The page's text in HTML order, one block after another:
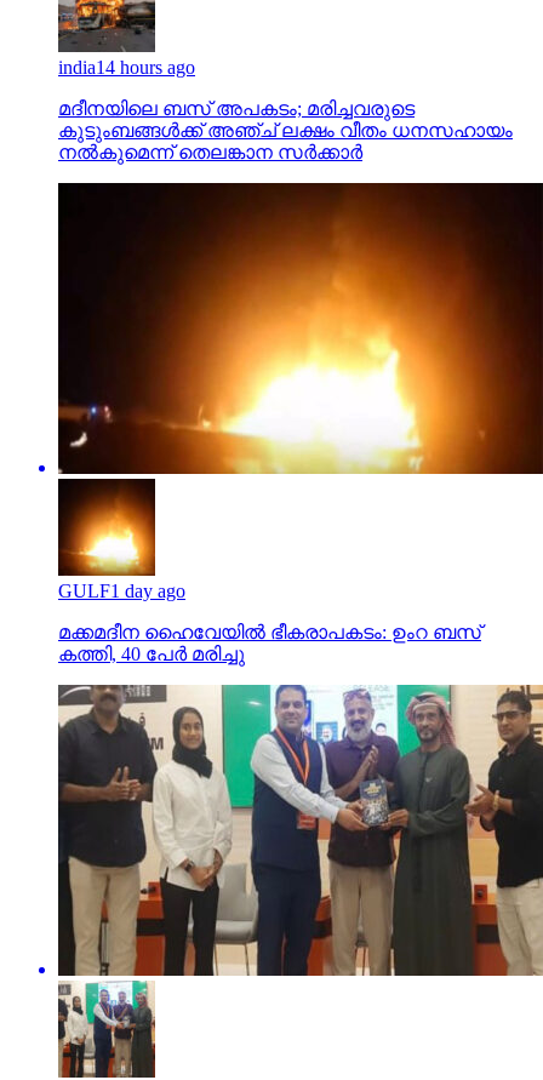
india14 hours ago
മദീനയിലെ ബസ് അപകടം; മരിച്ചവരുടെ
കുടുംബങ്ങള്‍ക്ക് അഞ്ച് ലക്ഷം വീതം ധനസഹായം
നല്‍കുമെന്ന് തെലങ്കാന സര്‍ക്കാര്‍
GULF1 day ago
മക്കമദീന ഹൈവേയില്‍ ഭീകരാപകടം: ഉംറ ബസ്
കത്തി, 40 പേര്‍ മരിച്ചു